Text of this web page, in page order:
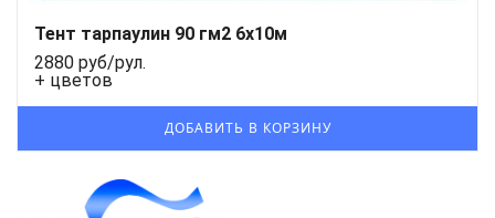
Тент тарпаулин 90 гм2 6х10м
2880 руб/рул.
+ цветов